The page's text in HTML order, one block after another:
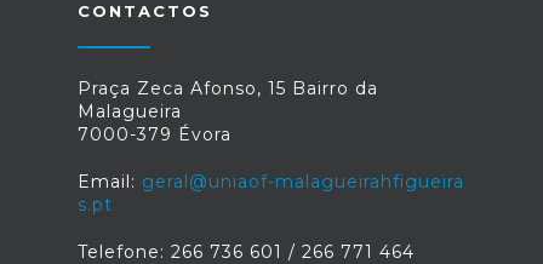
CONTACTOS
Praça Zeca Afonso, 15 Bairro da
Malagueira
7000-379 Évora
Email: geral@uniaof-malagueirahfigueira
s.pt
Telefone: 266 736 601 / 266 771 464